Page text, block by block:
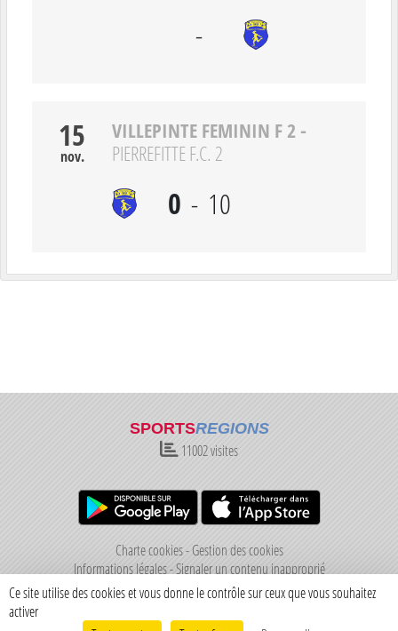
-
15
nov.
VILLEPINTE FEMININ F 2 -
PIERREFITTE F.C. 2
0 - 10
SPORTSREGIONS
11002visites
Charte cookies Gestion des cookies
Informations légales Signaler un contenu inapproprié
Ce site utilise des cookies et vous donne le contrôle sur ceux que vous souhaitez
activer